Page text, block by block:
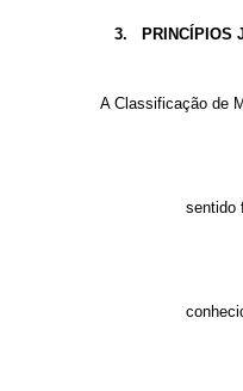
3. PRINCÍPIOS
A Classificação de
sentido